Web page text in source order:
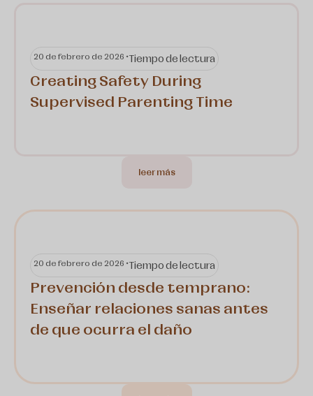
20 de febrero de 2026 •Tiempo de lectura
Creating Safety During
Supervised Parenting Time
leer más
20 de febrero de 2026 •Tiempo de lectura
Prevención desde temprano:
Enseñar relaciones sanas antes
de que ocurra el daño